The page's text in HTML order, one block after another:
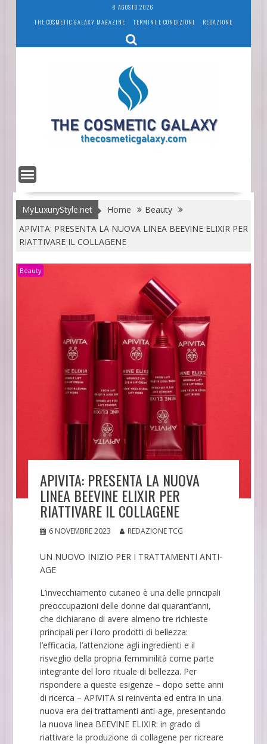
8 AGOSTO 2026
THE COSMETIC GALAXY MAGAZINE
TERMINI E CONDIZIONI REDAZIONE
MyLuxuryStyle.net Home
Beauty
APIVITA: PRESENTA LA NUOVA LINEA BEEVINE ELIXIR PER
RIATTIVARE IL COLLAGENE
Beauty
APIVITA: PRESENTA LA NUOVA
LINEA BEEVINE ELIXIR PER
RIATTIVARE IL COLLAGENE
6 NOVEMBRE 2023 REDAZIONE TCG
UN NUOVO INIZIO PER I TRATTAMENTI ANTI-
AGE
L’invecchiamento cutaneo è una delle principali
preoccupazioni delle donne dai quarant’anni,
che dichiarano di avere almeno tre richieste
principali per i loro prodotti di bellezza:
l’efficacia, l’attenzione agli ingredienti e il
risveglio della propria femminilità come parte
integrante del loro rituale di bellezza. Per
rispondere a queste esigenze – dopo sette anni
di ricerca – APIVITA si reinventa ed entra in una
nuova era dei trattamenti anti-age, presentando
la nuova linea BEEVINE ELIXIR: in grado di
riattivare la produzione di collagene per ricreare